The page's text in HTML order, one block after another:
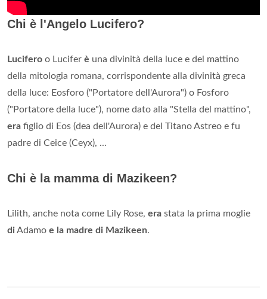
Chi è l'Angelo Lucifero?
Lucifero o Lucifer è una divinità della luce e del mattino
della mitologia romana, corrispondente alla divinità greca
della luce: Eosforo ("Portatore dell'Aurora") o Fosforo
("Portatore della luce"), nome dato alla "Stella del mattino",
era figlio di Eos (dea dell'Aurora) e del Titano Astreo e fu
padre di Ceice (Ceyx), ...
Chi è la mamma di Mazikeen?
Lilith, anche nota come Lily Rose, era stata la prima moglie
diAdamo e la madre di Mazikeen.